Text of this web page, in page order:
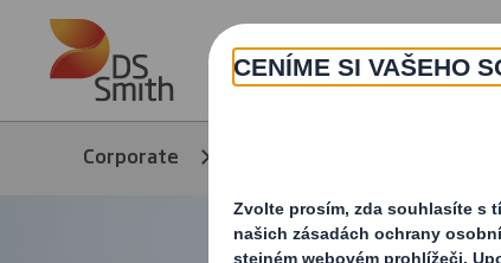
Skip to main content
Corporate